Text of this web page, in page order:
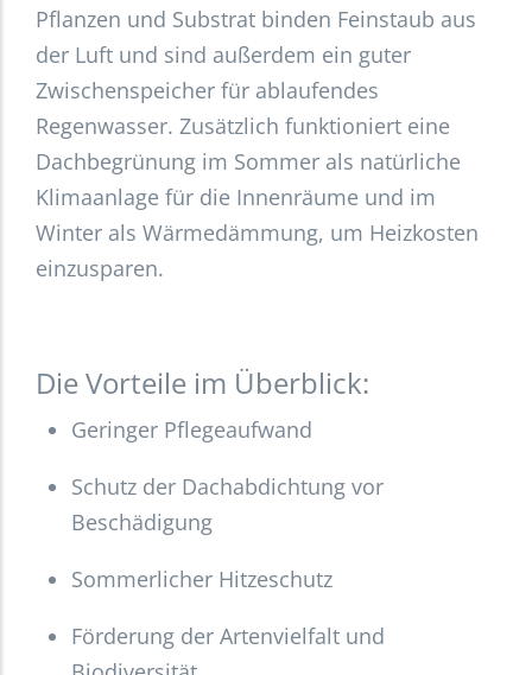
Pflanzen und Substrat binden Feinstaub aus
der Luft und sind außerdem ein guter
Zwischenspeicher für ablaufendes
Regenwasser. Zusätzlich funktioniert eine
Dachbegrünung im Sommer als natürliche
Klimaanlage für die Innenräume und im
Winter als Wärmedämmung, um Heizkosten
einzusparen.
Die Vorteile im Überblick:
Geringer Pflegeaufwand
Schutz der Dachabdichtung vor
Beschädigung
Sommerlicher Hitzeschutz
Förderung der Artenvielfalt und